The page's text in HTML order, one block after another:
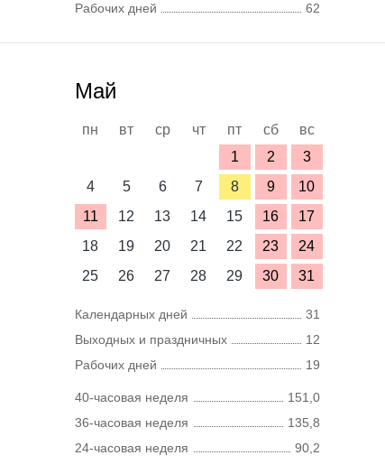
Рабочих дней
62
Май
пн вт ср чт пт сб
вс
1
2
3
4
5 6 7 8 9
10
11
12 13 14 15 16
17
18
19 20 21 22 23
24
25
26 27 28 29 30 31
Календарных дней
31
Выходных и праздничных
12
Рабочих дней
19
40-часовая неделя
151,0
36-часовая неделя
135,8
24-часовая неделя
90,2